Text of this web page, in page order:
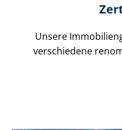
Unsere
verschiedene